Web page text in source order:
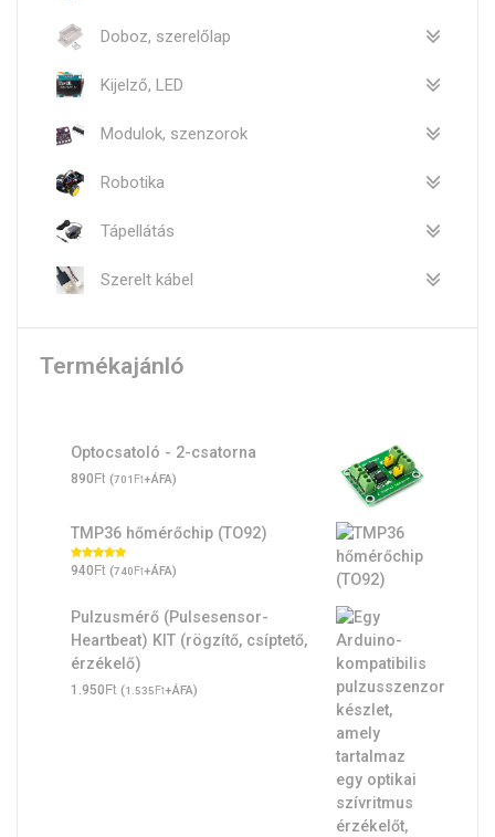
Doboz, szerelőlap
Kijelző, LED
Modulok, szenzorok
Robotika
Tápellátás
Szerelt kábel
Termékajánló
Optocsatoló - 2-csatorna
890Ft (701 Ft+ÁFA)
TMP36 hőmérőchip (TO92)
Értékelés:
5.00/ 5
940Ft (740Ft+ÁFA)
Pulzusmérő (Pulsesensor-
Heartbeat) KIT (rögzítő, csíptető,
érzékelő)
1.950Ft (1.535Ft+ÁFA)